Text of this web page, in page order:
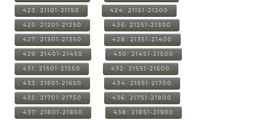
423: 21101-21150 424: 21151-21200
425: 21201-21250 426: 21251-21300
427: 21301-21350 428: 21351-21400
429: 21401-21450 430: 21451-21500
431: 21501-21550 432: 21551-21600
433: 21601-21650 434: 21651-21700
435: 21701-21750 436: 21751-21800
437: 21801-21850 438: 21851-21900